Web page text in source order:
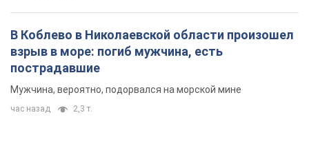
В Коблево в Николаевской области произошел
взрыв в море: погиб мужчина, есть
пострадавшие
Мужчина, вероятно, подорвался на морской мине
час назад 2,3 т.